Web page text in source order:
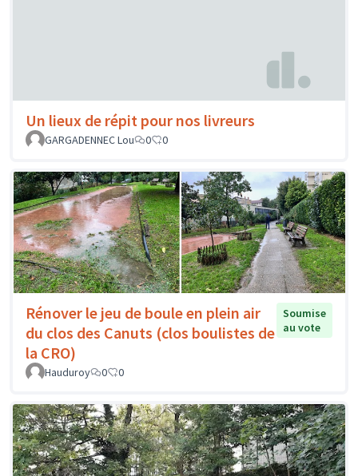
Un lieux de répit pour nos livreurs
GARGADENNEC Lou 0 0
Rénover le jeu de boule en plein air
du clos des Canuts (clos boulistes de
la CRO)
Soumise
au vote
Hauduroy 0 0